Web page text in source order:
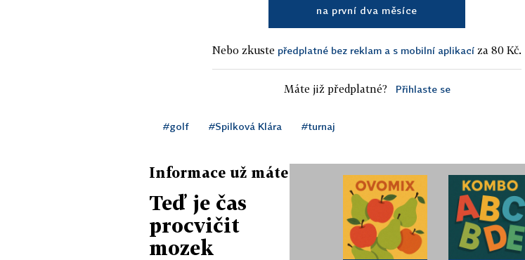
na první dva měsíce
Nebo zkuste předplatné bez reklam a s mobilní aplikací za 80 Kč.
Máte již předplatné? Přihlaste se
#golf #Spilková Klára #turnaj
Informace už máte
Teď je čas
procvičit
mozek